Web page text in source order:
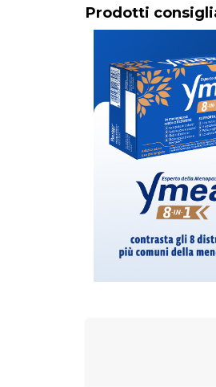
Prodotti